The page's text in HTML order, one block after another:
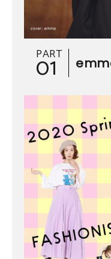
PART
01